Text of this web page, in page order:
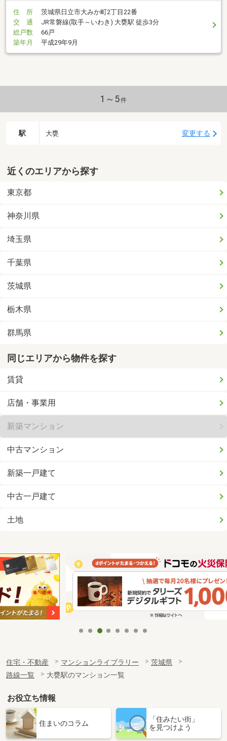
住 所
茨城県日立市大みか町2丁目22番
交 通
JR常磐線(取手～いわき) 大甕駅 徒歩3分
総戸数
66戸
築年月
平成29年9月
1～5件
駅 大甕 変更する
近くのエリアから探す
東京都
神奈川県
埼玉県
千葉県
茨城県
栃木県
群馬県
同じエリアから物件を探す
賃貸
店舗・事業用
新築マンション
中古マンション
新築一戸建て
中古一戸建て
土地
住宅・不動産 マンションライブラリー
茨城県
路線一覧
大甕駅のマンション一覧
お役立ち情報
住まいのコラム
「住みたい街」
を見つけよう